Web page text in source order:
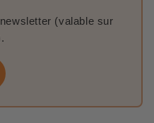
(valable sur